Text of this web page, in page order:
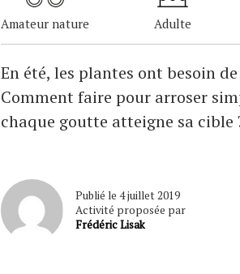
Amateur nature Adulte
En été, les plantes ont besoin
Comment faire pour arroser
chaque goutte atteigne sa cible
Publié le 4 juillet 2019
Activité proposée par
Frédéric Lisak